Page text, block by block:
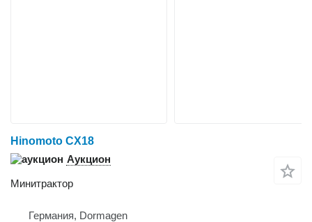
Hinomoto CX18
Аукцион
Минитрактор
Германия, Dormagen